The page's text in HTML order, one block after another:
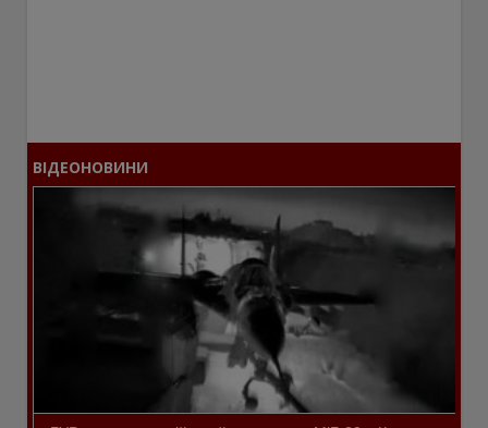
ВІДЕОНОВИНИ